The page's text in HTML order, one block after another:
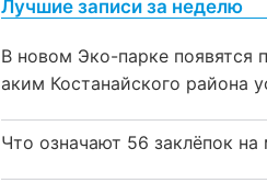
Лучшие записи за неделю
В новом Эко-парке появятся
аким Костанайского района
Что означают 56 заклёпок на